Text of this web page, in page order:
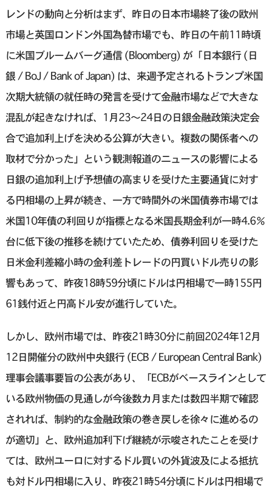
レンドの動向と分析はまず、昨日の日本市場終了後の欧州
市場と英国ロンドン外国為替市場でも、昨日の午前11時頃
に米国ブルームバーグ通信 (Bloomberg) が「日本銀行 (日
銀 / BoJ / Bank of Japan) は、来週予定されるトランプ米国
次期大統領の就任時の発言を受けて金融市場などで大きな
混乱が起きなければ、1月23〜24日の日銀金融政策決定会
合で追加利上げを決める公算が大きい。複数の関係者への
取材で分かった」という観測報道のニュースの影響による
日銀の追加利上げ予想値の高まりを受けた主要通貨に対す
る円相場の上昇が続き、一方で時間外の米国債券市場では
米国10年債の利回りが指標となる米国長期金利が一時4.6％
台に低下後の推移を続けていたため、債券利回りを受けた
日米金利差縮小時の金利差トレードの円買いドル売りの影
響もあって、昨夜18時59分頃にドルは円相場で一時155円
61銭付近と円高ドル安が進行していた。
しかし、欧州市場では、昨夜21時30分に前回2024年12月
12日開催分の欧州中央銀行 (ECB / European Central Bank)
理事会議事要旨の公表があり、「ECBがベースラインとして
いる欧州物価の見通しが今後数カ月または数四半期で確認
されれば、制約的な金融政策の巻き戻しを徐々に進めるの
が適切」と、欧州追加利下げ継続が示唆されたことを受け
ては、欧州ユーロに対するドル買いの外貨波及による抵抗
も対ドル円相場に入り、昨夜21時54分頃にドルは円相場で